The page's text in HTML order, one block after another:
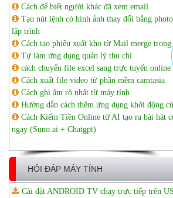
Cách để biết người khác đã xem email
Tạo nút lệnh có hình ảnh thay đổi bằng
lập trình
Cách tạo phiếu xuất kho từ Mail merge
Tự làm ứng dụng quản lý thu chi
cách chuyển file excel sang trực tuyến online
Cách xuất file video từ phần mềm camtasia
Cách ghi âm rõ nhất từ máy tính
Hướng dẫn cách thêm ứng dụng khởi động
Cách Kiếm Tiền Online từ AI tạo ra bài hát
ngay (Suno.ai + Chatgpt)
HỎI ĐÁP MÁY TÍNH
Cài đặt ANDROID TV chạy trực tiếp trên